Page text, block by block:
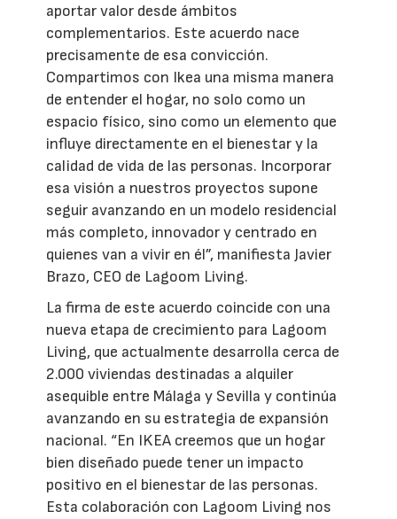
aportar valor desde ámbitos
complementarios. Este acuerdo nace
precisamente de esa convicción.
Compartimos con Ikea una misma manera
de entender el hogar, no solo como un
espacio físico, sino como un elemento que
influye directamente en el bienestar y la
calidad de vida de las personas. Incorporar
esa visión a nuestros proyectos supone
seguir avanzando en un modelo residencial
más completo, innovador y centrado en
quienes van a vivir en él”, manifiesta Javier
Brazo, CEO de Lagoom Living.
La firma de este acuerdo coincide con una
nueva etapa de crecimiento para Lagoom
Living, que actualmente desarrolla cerca de
2.000 viviendas destinadas a alquiler
asequible entre Málaga y Sevilla y continúa
avanzando en su estrategia de expansión
nacional. “En IKEA creemos que un hogar
bien diseñado puede tener un impacto
positivo en el bienestar de las personas.
Esta colaboración con Lagoom Living nos